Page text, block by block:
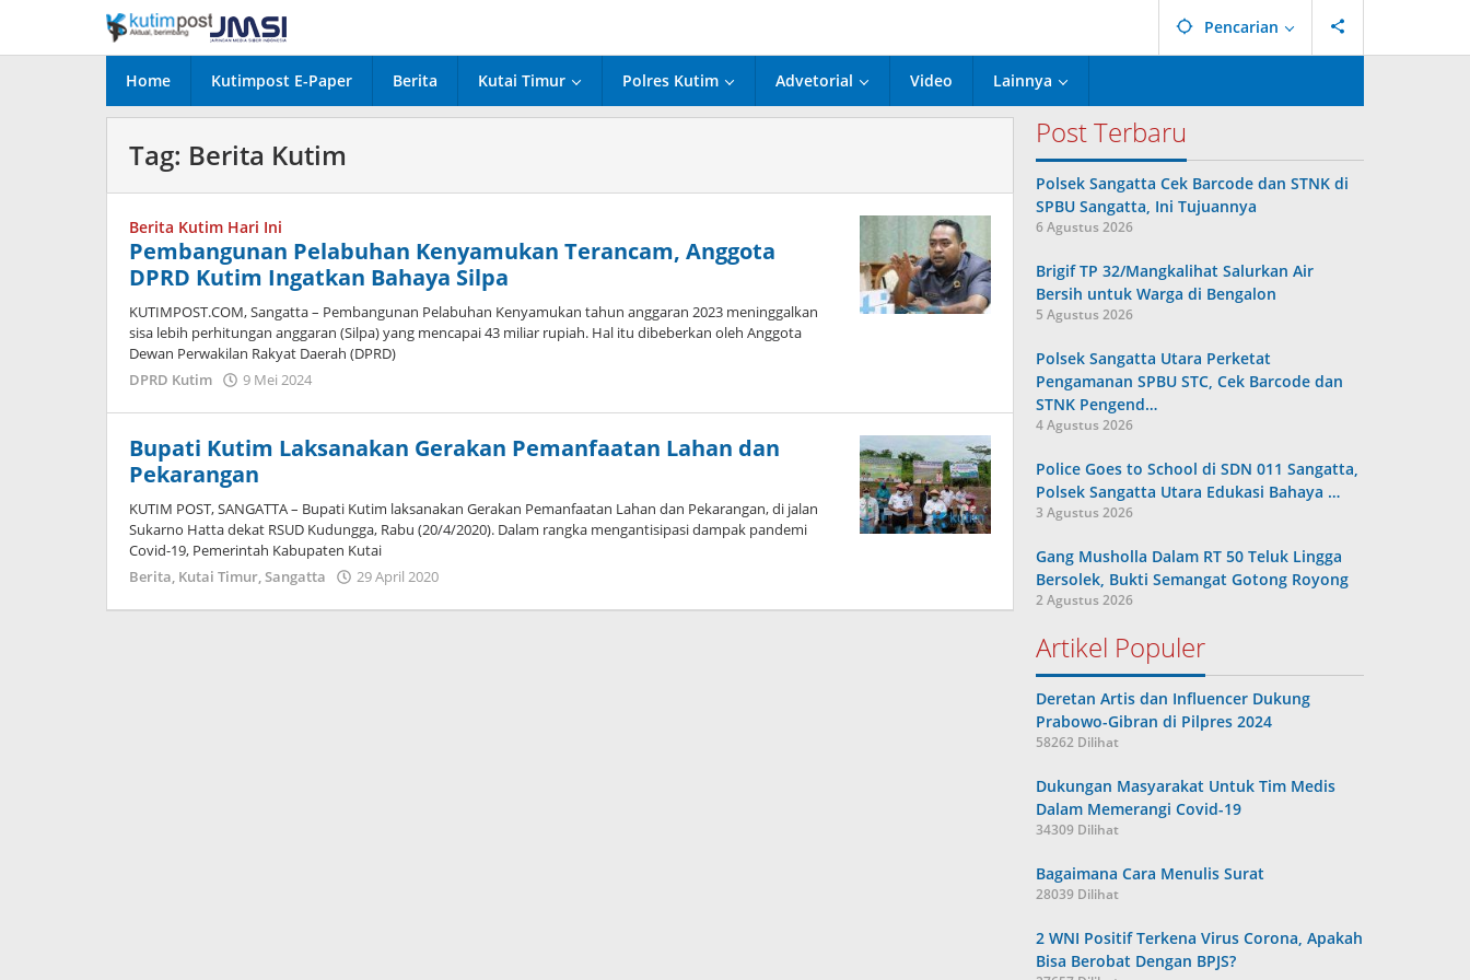
konten
Pencarian
Home Kutimpost E-Paper Berita Kutai Timur Polres Kutim Advetorial Video Lainnya
Tag: Berita Kutim
Berita Kutim Hari Ini
Pembangunan Pelabuhan Kenyamukan Terancam, Anggota
DPRD Kutim Ingatkan Bahaya Silpa
KUTIMPOST.COM, Sangatta – Pembangunan Pelabuhan Kenyamukan tahun anggaran 2023 meninggalkan
sisa lebih perhitungan anggaran (Silpa) yang mencapai 43 miliar rupiah. Hal itu dibeberkan oleh Anggota
Dewan Perwakilan Rakyat Daerah (DPRD)
DPRD Kutim
9 Mei 2024
Bupati Kutim Laksanakan Gerakan Pemanfaatan Lahan dan
Pekarangan
KUTIM POST, SANGATTA – Bupati Kutim laksanakan Gerakan Pemanfaatan Lahan dan Pekarangan, di jalan
Sukarno Hatta dekat RSUD Kudungga, Rabu (20/4/2020). Dalam rangka mengantisipasi dampak pandemi
Covid-19, Pemerintah Kabupaten Kutai
Berita, Kutai Timur,Sangatta 29 April 2020
Post Terbaru
Polsek Sangatta Cek Barcode dan STNK di
SPBU Sangatta, Ini Tujuannya
6 Agustus 2026
Brigif TP 32/Mangkalihat Salurkan Air
Bersih untuk Warga di Bengalon
5 Agustus 2026
Polsek Sangatta Utara Perketat
Pengamanan SPBU STC, Cek Barcode dan
STNK Pengend…
4 Agustus 2026
Police Goes to School di SDN 011 Sangatta,
Polsek Sangatta Utara Edukasi Bahaya …
3 Agustus 2026
Gang Musholla Dalam RT 50 Teluk Lingga
Bersolek, Bukti Semangat Gotong Royong
2 Agustus 2026
Artikel Populer
Deretan Artis dan Influencer Dukung
Prabowo-Gibran di Pilpres 2024
58262 Dilihat
Dukungan Masyarakat Untuk Tim Medis
Dalam Memerangi Covid-19
34309 Dilihat
Bagaimana Cara Menulis Surat
28039 Dilihat
2 WNI Positif Terkena Virus Corona, Apakah
Bisa Berobat Dengan BPJS?